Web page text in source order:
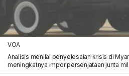
VOA
Analisis menilai penyelesaian krisis di
meningkatnya impor persenjataan junta